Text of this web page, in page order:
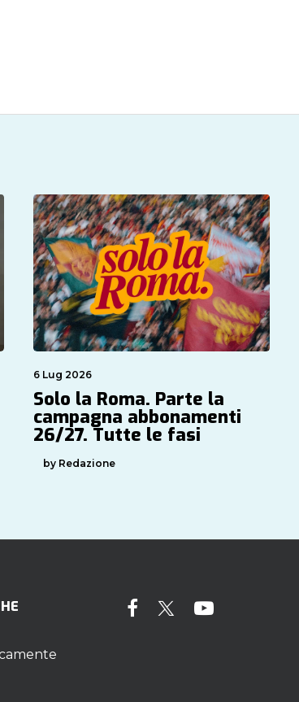
6 Lug 2026
Solo la Roma. Parte la
campagna abbonamenti
26/27. Tutte le fasi
by Redazione